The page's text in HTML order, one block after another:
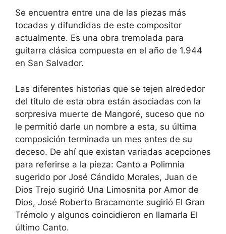
Se encuentra entre una de las piezas más
tocadas y difundidas de este compositor
actualmente. Es una obra tremolada para
guitarra clásica compuesta en el año de 1.944
en San Salvador.
Las diferentes historias que se tejen alrededor
del título de esta obra están asociadas con la
sorpresiva muerte de Mangoré, suceso que no
le permitió darle un nombre a esta, su última
composición terminada un mes antes de su
deceso. De ahí que existan variadas acepciones
para referirse a la pieza: Canto a Polimnia
sugerido por José Cándido Morales, Juan de
Dios Trejo sugirió Una Limosnita por Amor de
Dios, José Roberto Bracamonte sugirió El Gran
Trémolo y algunos coincidieron en llamarla El
último Canto.